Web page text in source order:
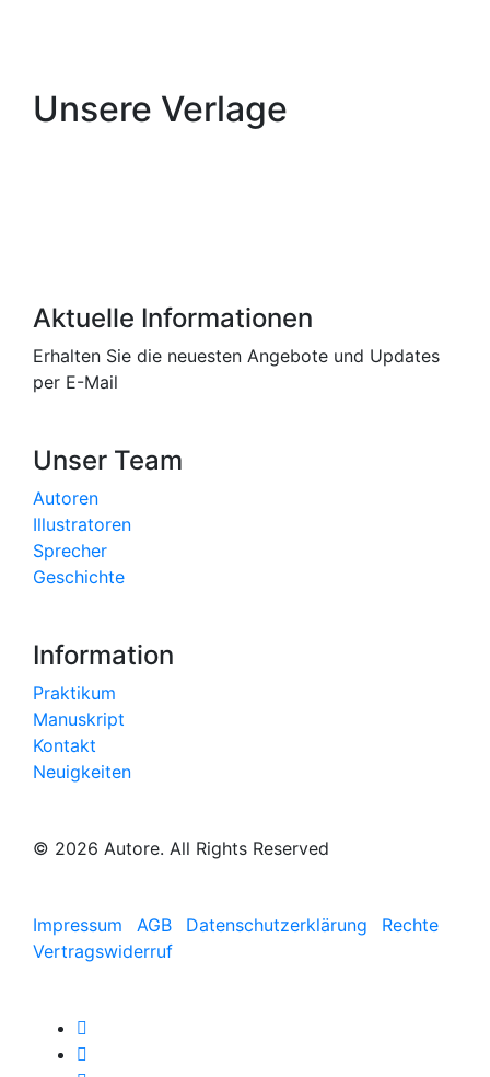
Unsere Verlage
Aktuelle Informationen
Erhalten Sie die neuesten Angebote und Updates
per E-Mail
Unser Team
Autoren
Illustratoren
Sprecher
Geschichte
Information
Praktikum
Manuskript
Kontakt
Neuigkeiten
© 2026 Autore. All Rights Reserved
Impressum AGB Datenschutzerklärung
Rechte
Vertragswiderruf